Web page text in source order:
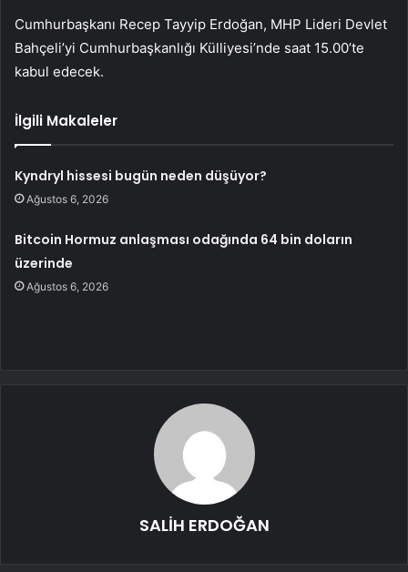
Cumhurbaşkanı Recep Tayyip Erdoğan, MHP Lideri Devlet
Bahçeli’yi Cumhurbaşkanlığı Külliyesi’nde saat 15.00’te
kabul edecek.
İlgili Makaleler
Kyndryl hissesi bugün neden düşüyor?
Ağustos 6, 2026
Bitcoin Hormuz anlaşması odağında 64 bin doların
üzerinde
Ağustos 6, 2026
SALİH ERDOĞAN